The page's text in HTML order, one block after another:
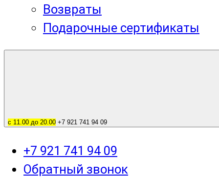
Возвраты
Подарочные сертификаты
с 11.00 до 20.00 +7 921 741 94 09
+7 921 741 94 09
Обратный звонок